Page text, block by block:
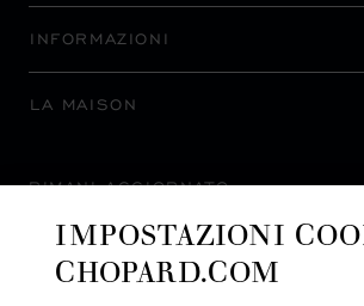
INFORMAZIONI
LA MAISON
RIMANI AGGIORNATO
IMPOSTAZIONI
CHOPARD.COM